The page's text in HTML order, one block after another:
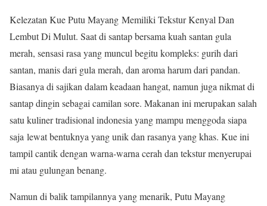
Kelezatan Kue Putu Mayang Memiliki Tekstur Kenyal Dan
Lembut Di Mulut. Saat di santap bersama kuah santan gula
merah, sensasi rasa yang muncul begitu kompleks: gurih dari
santan, manis dari gula merah, dan aroma harum dari pandan.
Biasanya di sajikan dalam keadaan hangat, namun juga nikmat di
santap dingin sebagai camilan sore. Makanan ini merupakan salah
satu kuliner tradisional indonesia yang mampu menggoda siapa
saja lewat bentuknya yang unik dan rasanya yang khas. Kue ini
tampil cantik dengan warna-warna cerah dan tekstur menyerupai
mi atau gulungan benang.
Namun di balik tampilannya yang menarik, Putu Mayang